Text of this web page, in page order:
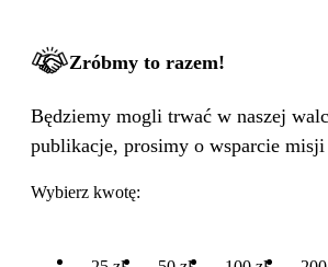
Zróbmy to razem!
Będziemy mogli trwać w naszej
publikacje, prosimy o wsparcie misji
Wybierz kwotę: